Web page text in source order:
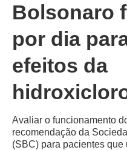
Bolsonaro
por dia
efeitos da
Avaliar o funcionamento
recomendação da
(SBC) para pacientes